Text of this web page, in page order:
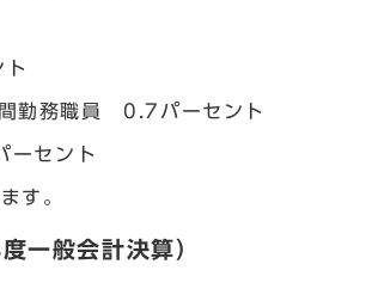
勤務職員 0.7パーセント
セント
す。
一般会計決算）